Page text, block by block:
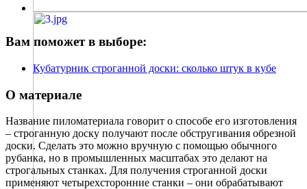
Вам поможет в выборе:
Кубатурник строганной доски: сколько штук в кубе
О материале
Название пиломатериала говорит о способе его изготовления
– строганную доску получают после обстругивания обрезной
доски. Сделать это можно вручную с помощью обычного
рубанка, но в промышленных масштабах это делают на
строгальных станках. Для получения строганной доски
применяют четырехсторонние станки – они обрабатывают